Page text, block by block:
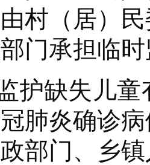
村（居）
门承担临
缺失儿童
肺炎确诊
部门、乡